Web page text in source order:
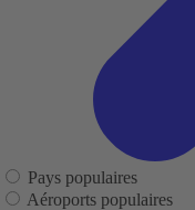
Pays populaires
Aéroports populaires